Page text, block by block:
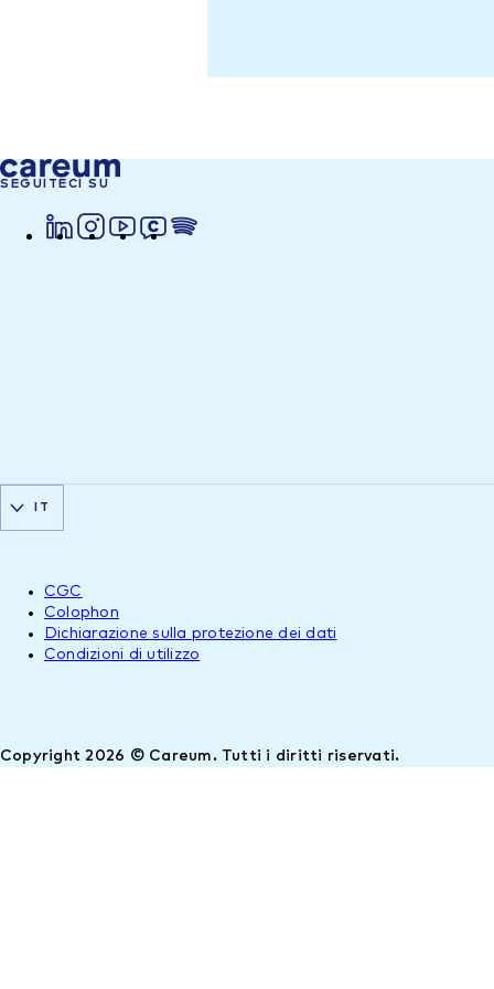
SEGUITECI SU
Copyright 2026 © Careum. Tutti i diritti riservati.
CGC
Colophon
Dichiarazione sulla protezione dei dati
Condizioni di utilizzo
IT